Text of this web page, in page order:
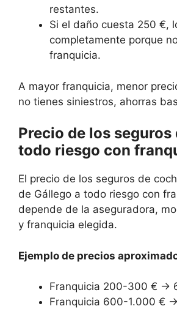
restantes.
Si el daño cuesta 250 €,
completamente porque
franquicia.
A mayor franquicia, menor
no tienes siniestros, ahorras
Precio de los seguros
todo riesgo con
El precio de los seguros de
de Gállego a todo riesgo con
depende de la aseguradora,
y franquicia elegida.
Ejemplo de precios
Franquicia 200-300 € →
Franquicia 600-1.000 €